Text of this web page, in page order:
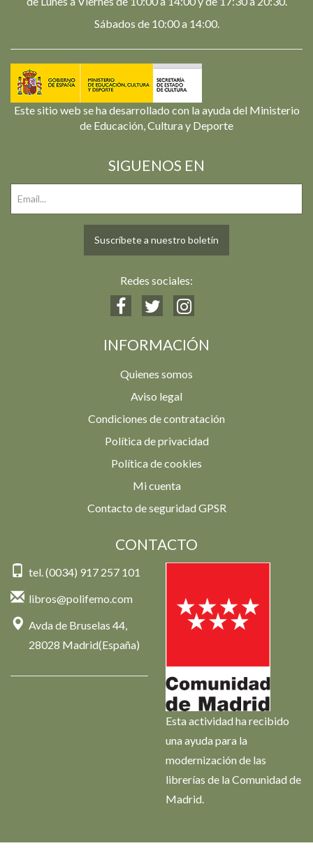
Sábados de 10:00 a 14:00.
Este sitio web se ha desarrollado con la ayuda del Ministerio
de Educación, Cultura y Deporte
SIGUENOS EN
Suscríbete a nuestro boletín
Redes sociales:
INFORMACIÓN
Quienes somos
Aviso legal
Condiciones de contratación
Política de privacidad
Política de cookies
Mi cuenta
Contacto de seguridad GPSR
CONTACTO
tel. (0034) 917 257 101
libros@polifemo.com
Avda de Bruselas 44,
28028 Madrid(España)
Esta actividad ha recibido
una ayuda para la
modernización de las
librerías de la Comunidad de
Madrid.